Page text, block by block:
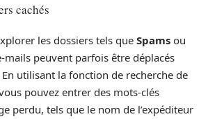
cachés
les dossiers tels que Spams ou
mails peuvent parfois être déplacés
utilisant la fonction de recherche de
pouvez entrer des mots-clés
perdu, tels que le nom de l’expéditeur